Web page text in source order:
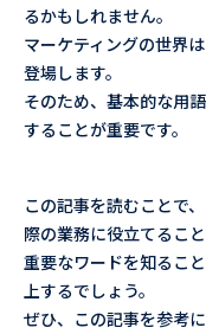
るかもしれません。
マーケティングの世界
登場します。
そのため、基本的な用
することが重要です。
この記事を読むことで
際の業務に役立てること
重要なワードを知るこ
上するでしょう。
ぜひ、この記事を参考